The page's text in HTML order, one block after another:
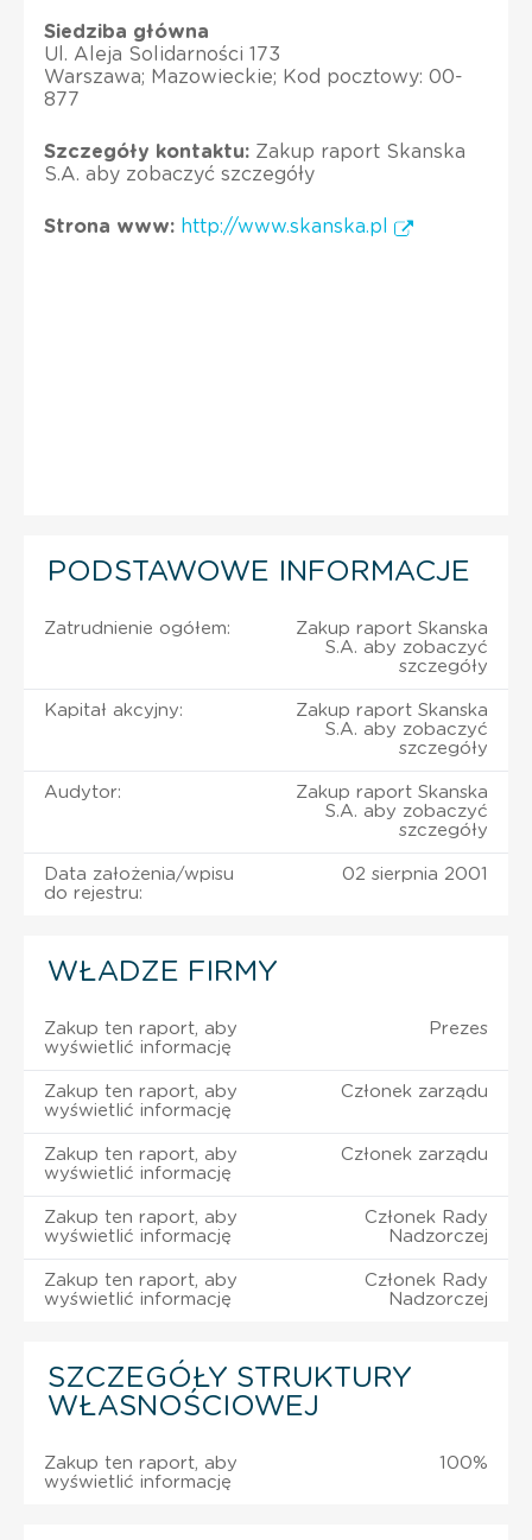
Siedziba główna
Ul. Aleja Solidarności 173
Warszawa; Mazowieckie; Kod pocztowy: 00-
877
Szczegóły kontaktu: Zakup raport Skanska
S.A. aby zobaczyć szczegóły
Strona www: http://www.skanska.pl
PODSTAWOWE INFORMACJE
Zatrudnienie ogółem:
Zakup raport Skanska
S.A. aby zobaczyć
szczegóły
Kapitał akcyjny:
Zakup raport Skanska
S.A. aby zobaczyć
szczegóły
Audytor:
Zakup raport Skanska
S.A. aby zobaczyć
szczegóły
Data założenia/wpisu
do rejestru:
02 sierpnia 2001
WŁADZE FIRMY
Zakup ten raport, aby
wyświetlić informację
Prezes
Zakup ten raport, aby
wyświetlić informację
Członek zarządu
Zakup ten raport, aby
wyświetlić informację
Członek zarządu
Zakup ten raport, aby
wyświetlić informację
Członek Rady
Nadzorczej
Zakup ten raport, aby
wyświetlić informację
Członek Rady
Nadzorczej
SZCZEGÓŁY STRUKTURY
WŁASNOŚCIOWEJ
Zakup ten raport, aby
wyświetlić informację
100%